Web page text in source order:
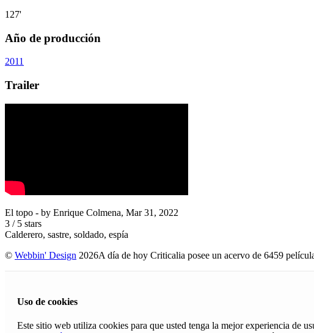
127'
Año de producción
2011
Trailer
El topo - by Enrique Colmena, Mar 31, 2022
3 / 5 stars
Calderero, sastre, soldado, espía
© Webbin' Design 2026A día de hoy Criticalia posee un acervo de 6459
Uso de cookies
Este sitio web utiliza cookies para que usted tenga la mejor experiencia de